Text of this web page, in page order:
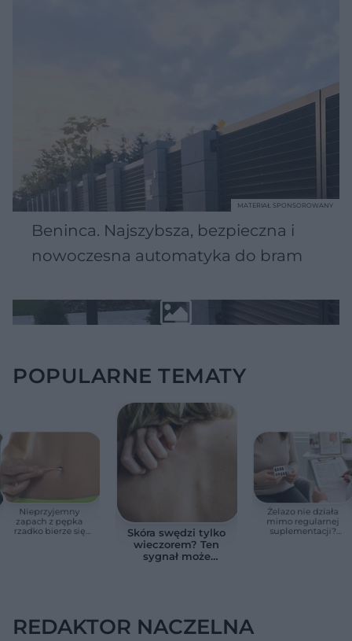
Beninca. Najszybsza, bezpieczna i
nowoczesna automatyka do bram
MATERIAŁ SPONSOROWANY
POPULARNE TEMATY
Nieprzyjemny
zapach z pępka
rzadko bierze się
Skóra swędzi tylko
wieczorem? Ten
sygnał może
Żelazo nie działa
mimo regularnej
suplementacji?
REDAKTOR NACZELNA